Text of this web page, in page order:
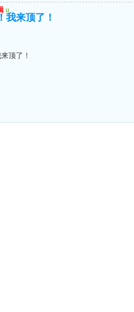
u
我来顶了！
顶了！